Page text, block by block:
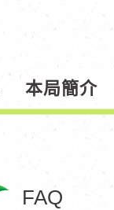
本局簡介
FAQ